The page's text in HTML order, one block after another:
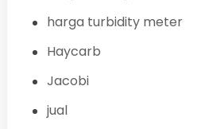
harga turbidity meter
Haycarb
Jacobi
jual